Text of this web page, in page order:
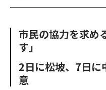
c
o
o
k
i
e
市民の協力を求め
す」
2日に松坡、7日に
意